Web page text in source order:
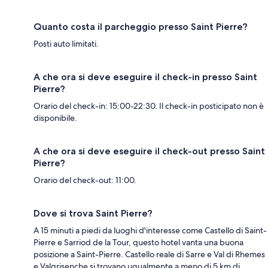
Quanto costa il parcheggio presso Saint Pierre?
Posti auto limitati.
A che ora si deve eseguire il check-in presso Saint
Pierre?
Orario del check-in: 15:00-22:30. Il check-in posticipato non è
disponibile.
A che ora si deve eseguire il check-out presso Saint
Pierre?
Orario del check-out: 11:00.
Dove si trova Saint Pierre?
A 15 minuti a piedi da luoghi d'interesse come Castello di Saint-
Pierre e Sarriod de la Tour, questo hotel vanta una buona
posizione a Saint-Pierre. Castello reale di Sarre e Val di Rhemes